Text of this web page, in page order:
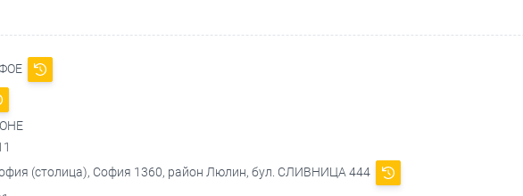
(столица), София 1360, район Люлин, бул. СЛИВНИЦА 444